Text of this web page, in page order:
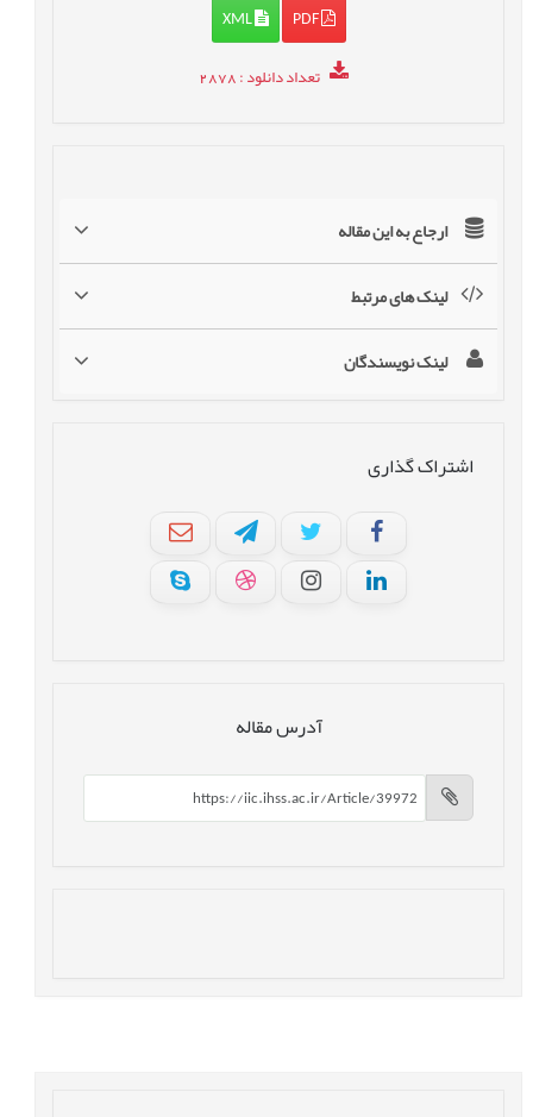
PDF
XML
تعداد دانلود: 2878
ارجاع به این مقاله
لینک های مرتبط
لینک نویسندگان
اشتراک گذاری
آدرس مقاله